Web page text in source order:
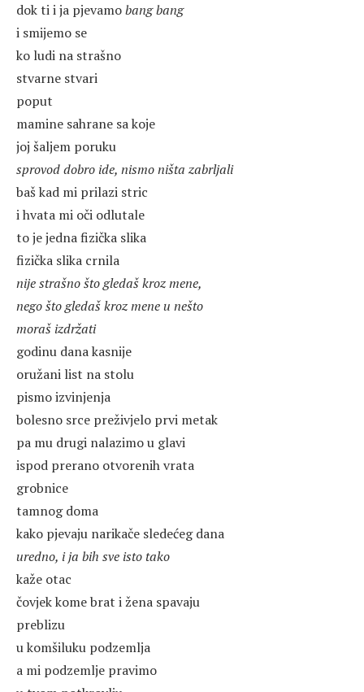
dok ti i ja pjevamobang bang
i smijemo se
ko ludi na strašno
stvarne stvari
poput
mamine sahrane sa koje
joj šaljem poruku
sprovod dobro ide, nismo ništa zabrljali
baš kad mi prilazi stric
i hvata mi oči odlutale
to je jedna fizička slika
fizička slika crnila
nije strašno što gledaš kroz mene,
nego što gledaš kroz mene u nešto
moraš izdržati
godinu dana kasnije
oružani list na stolu
pismo izvinjenja
bolesno srce preživjelo prvi metak
pa mu drugi nalazimo u glavi
ispod prerano otvorenih vrata
grobnice
tamnog doma
kako pjevaju narikače sledećeg dana
uredno, i ja bih sve isto tako
kaže otac
čovjek kome brat i žena spavaju
preblizu
u komšiluku podzemlja
a mi podzemlje pravimo